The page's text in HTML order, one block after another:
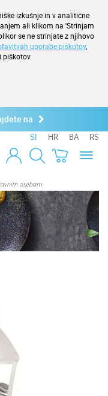
izkušnje in v analitične
ali klikom na 'Strinjam
se ne strinjate z njihovo
uporabe piškotov,
piškotov.
na
SI HR BA
RS
Toggle